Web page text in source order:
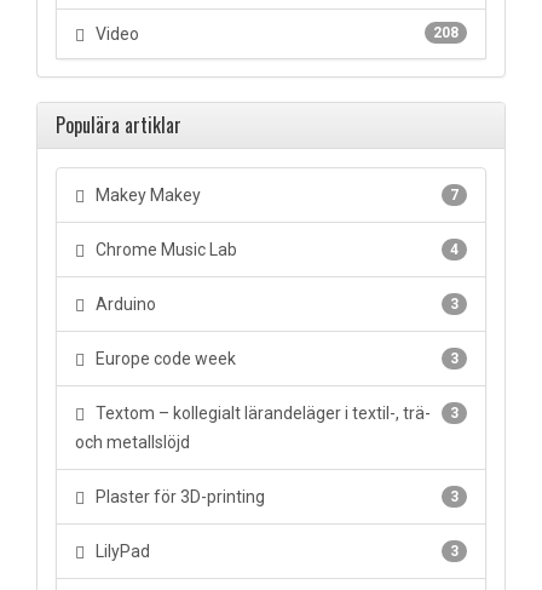
208
Video
Populära artiklar
7
Makey Makey
4
Chrome Music Lab
3
Arduino
3
Europe code week
3
Textom – kollegialt lärandeläger i textil-, trä-
och metallslöjd
3
Plaster för 3D-printing
3
LilyPad